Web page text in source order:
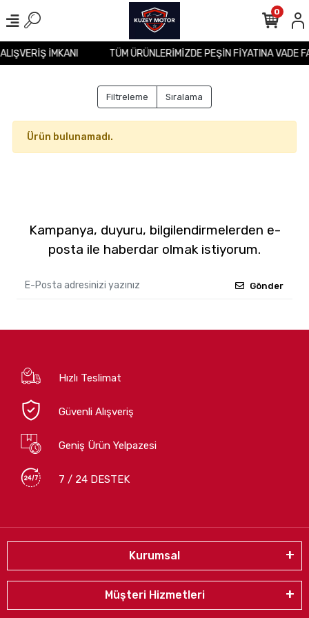
İMKANI TÜM ÜRÜNLERİMİZDE PEŞİN FİYATINA VADE
0
Filtreleme Sıralama
Ürün bulunamadı.
Kampanya, duyuru, bilgilendirmelerden e-
posta ile haberdar olmak istiyorum.
Gönder
Hızlı Teslimat
Güvenli Alışveriş
Geniş Ürün Yelpazesi
7 / 24 DESTEK
Kurumsal
Müşteri Hizmetleri